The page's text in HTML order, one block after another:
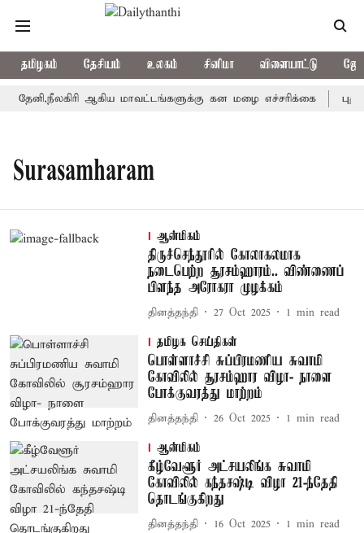
தமிழகம் தேசியம் உலகம் சினிமா விளையாட்டு
ஆகிய மாவட்டங்களுக்கு கன மழை எச்சரிக்கை
Surasamharam
ஆன்மிகம்
திருச்செந்தூரில் கோலாகலமாக
நடைபெற்ற சூரசம்ஹாரம்.. விண்ணைப்
பிளந்த அரோகரா முழக்கம்
தினத்தந்தி 27 Oct 2025 1 min read
தமிழக செய்திகள்
பொள்ளாச்சி சுப்பிரமணிய சுவாமி
கோவிலில் சூரசம்ஹார விழா- நாளை
போக்குவரத்து மாற்றம்
தினத்தந்தி 26 Oct 2025 1 min read
ஆன்மிகம்
கீழ்வேளூர் அட்சயலிங்க சுவாமி
கோவிலில் கந்தசஷ்டி விழா 21-ந்தேதி
தொடங்குகிறது
தினத்தந்தி 16 Oct 2025 1 min read